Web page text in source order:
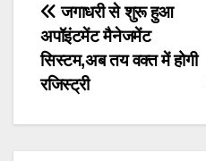
Post
navigation
जगाधरी से शुरू हुआ
अपॉइंटमेंट मैनेजमेंट
सिस्टम,अब तय वक्त में होगी
रजिस्ट्री